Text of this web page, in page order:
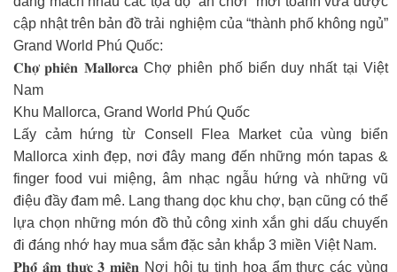
cập nhật trên bản đồ trải nghiệm của “thành phố không ngủ”
Grand World Phú Quốc:
𝐂𝐡𝐨̛̣ 𝐩𝐡𝐢𝐞̂𝐧 𝐌𝐚𝐥𝐥𝐨𝐫𝐜𝐚 Chợ phiên phố biển duy nhất tại Việt
Nam
Khu Mallorca, Grand World Phú Quốc
Lấy cảm hứng từ Consell Flea Market của vùng biển
Mallorca xinh đẹp, nơi đây mang đến những món tapas &
finger food vui miệng, âm nhạc ngẫu hứng và những vũ
điệu đầy đam mê. Lang thang dọc khu chợ, bạn cũng có thể
lựa chọn những món đồ thủ công xinh xắn ghi dấu chuyến
đi đáng nhớ hay mua sắm đặc sản khắp 3 miền Việt Nam.
𝐏𝐡𝐨̂́ 𝐚̂̉𝐦 𝐭𝐡𝐮̛̣𝐜 𝟑 𝐦𝐢𝐞̂̀𝐧 Nơi hội tụ tinh hoa ẩm thực các vùng